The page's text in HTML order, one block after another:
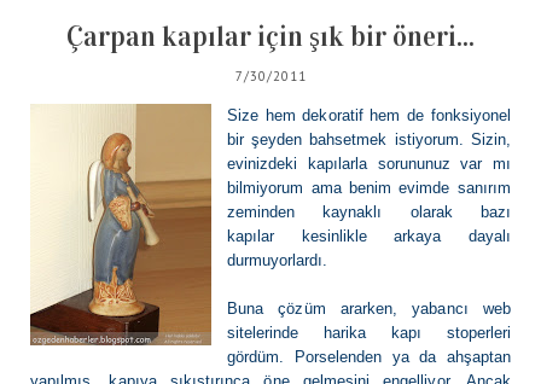
Çarpan kapılar için şık bir öneri...
7/30/2011
Size hem dekoratif hem de fonksiyonel
bir şeyden bahsetmek istiyorum. Sizin,
evinizdeki kapılarla sorununuz var mı
bilmiyorum ama benim evimde sanırım
zeminden kaynaklı olarak bazı
kapılar kesinlikle arkaya dayalı
durmuyorlardı.
Buna çözüm ararken, yabancı web
sitelerinde harika kapı stoperleri
gördüm. Porselenden ya da ahşaptan